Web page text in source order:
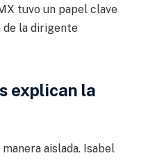
tuvo un papel clave
de la dirigente
explican la
aislada. Isabel